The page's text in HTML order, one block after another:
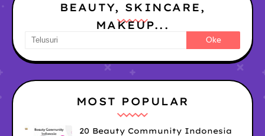
BEAUTY, SKINCARE,
MAKEUP...
MOST POPULAR
20 Beauty Community Indonesia